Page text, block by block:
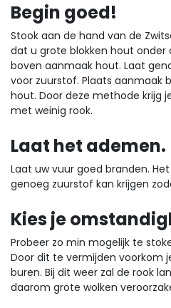
Begin goed!
Stook aan de hand van de
dat u grote blokken hout
boven aanmaak hout. Laat
voor zuurstof. Plaats aanmaak
hout. Door deze methode krijg
met weinig rook.
Laat het ademen.
Laat uw vuur goed branden.
genoeg zuurstof kan krijgen
Kies je
Probeer zo min mogelijk te
Door dit te vermijden voorkom
buren. Bij dit weer zal de rook
daarom grote wolken